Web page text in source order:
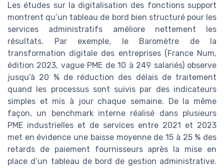
Les études sur la digitalisation des fonctions support
montrent qu’un tableau de bord bien structuré pour les
services administratifs améliore nettement les
résultats. Par exemple, le Baromètre de la
transformation digitale des entreprises (France Num,
édition 2023, vague PME de 10 à 249 salariés) observe
jusqu’à 20 % de réduction des délais de traitement
quand les processus sont suivis par des indicateurs
simples et mis à jour chaque semaine. De la même
façon, un benchmark interne réalisé dans plusieurs
PME industrielles et de services entre 2021 et 2023
met en évidence une baisse moyenne de 15 à 25 % des
retards de paiement fournisseurs après la mise en
place d’un tableau de bord de gestion administrative.